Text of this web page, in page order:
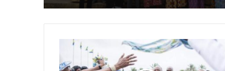
Gabon
Ali